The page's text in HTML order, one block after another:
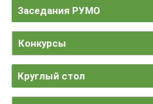
Заседания РУМО
Конкурсы
Круглый стол